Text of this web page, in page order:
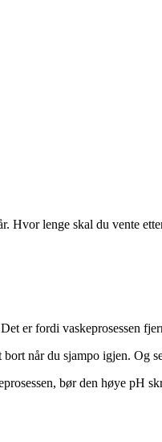
lenge skal du vente
er fordi vaskeprosessen
når du sjampo igjen. Og
bør den høye pH